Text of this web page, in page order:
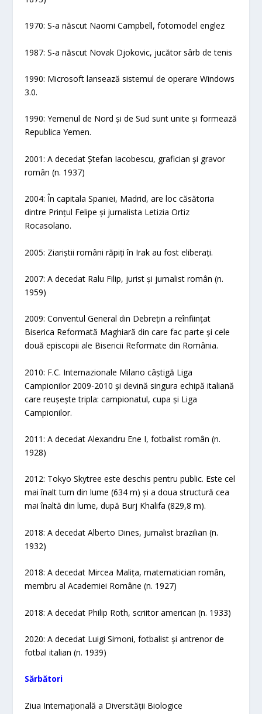
1970: S-a născut Naomi Campbell, fotomodel englez
1987: S-a născut Novak Djokovic, jucător sârb de tenis
1990: Microsoft lansează sistemul de operare Windows
3.0.
1990: Yemenul de Nord și de Sud sunt unite și formează
Republica Yemen.
2001: A decedat Ștefan Iacobescu, grafician și gravor
român (n. 1937)
2004: În capitala Spaniei, Madrid, are loc căsătoria
dintre Prințul Felipe și jurnalista Letizia Ortiz
Rocasolano.
2005: Ziariștii români răpiți în Irak au fost eliberați.
2007: A decedat Ralu Filip, jurist și jurnalist român (n.
1959)
2009: Conventul General din Debrețin a reînființat
Biserica Reformată Maghiară din care fac parte și cele
două episcopii ale Bisericii Reformate din România.
2010: F.C. Internazionale Milano câștigă Liga
Campionilor 2009-2010 și devină singura echipă italiană
care reușește tripla: campionatul, cupa și Liga
Campionilor.
2011: A decedat Alexandru Ene I, fotbalist român (n.
1928)
2012: Tokyo Skytree este deschis pentru public. Este cel
mai înalt turn din lume (634 m) și a doua structură cea
mai înaltă din lume, după Burj Khalifa (829,8 m).
2018: A decedat Alberto Dines, jurnalist brazilian (n.
1932)
2018: A decedat Mircea Malița, matematician român,
membru al Academiei Române (n. 1927)
2018: A decedat Philip Roth, scriitor american (n. 1933)
2020: A decedat Luigi Simoni, fotbalist și antrenor de
fotbal italian (n. 1939)
Sărbători
Ziua Internațională a Diversității Biologice